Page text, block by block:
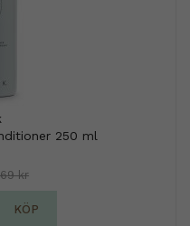
250 ml
kr
KÖP